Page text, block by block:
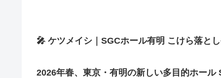
🎤 ケツメイシ｜SGCホール有明 こけら落と
2026年春、東京・有明の新しい多目的ホー